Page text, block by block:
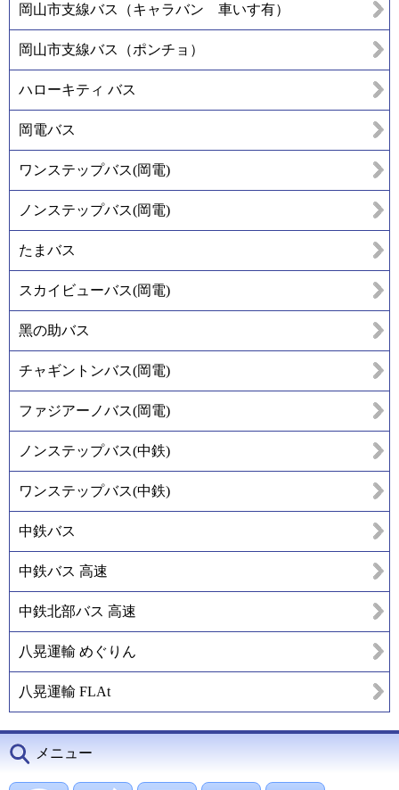
岡山市支線バス（キャラバン 車いす有）
岡山市支線バス（ポンチョ）
ハローキティ バス
岡電バス
ワンステップバス(岡電)
ノンステップバス(岡電)
たまバス
スカイビューバス(岡電)
黑の助バス
チャギントンバス(岡電)
ファジアーノバス(岡電)
ノンステップバス(中鉄)
ワンステップバス(中鉄)
中鉄バス
中鉄バス 高速
中鉄北部バス 高速
八晃運輸 めぐりん
八晃運輸 FLAt
メニュー